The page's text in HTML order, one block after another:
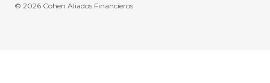
© 2026 Cohen Aliados Financieros